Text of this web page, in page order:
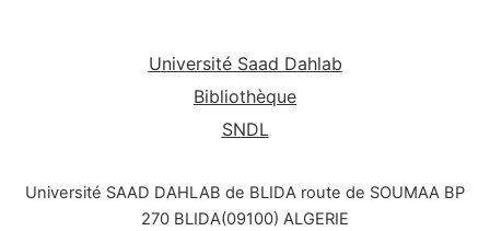
Université Saad Dahlab
Bibliothèque
SNDL
Université SAAD DAHLAB de BLIDA route de SOUMAA BP
270 BLIDA(09100) ALGERIE